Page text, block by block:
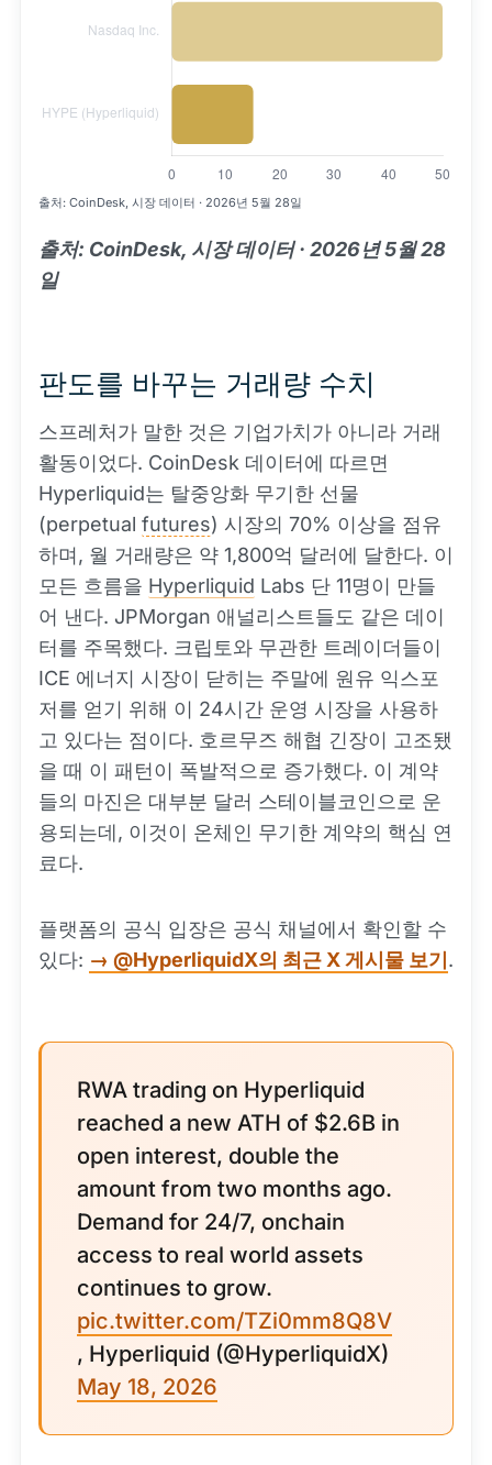
출처: CoinDesk, 시장 데이터 · 2026년 5월 28일
출처: CoinDesk, 시장 데이터 · 2026년 5월 28
일
판도를 바꾸는 거래량 수치
스프레처가 말한 것은 기업가치가 아니라 거래
활동이었다. CoinDesk 데이터에 따르면
Hyperliquid는 탈중앙화 무기한 선물
(perpetual futures) 시장의 70% 이상을 점유
하며, 월 거래량은 약 1,800억 달러에 달한다. 이
모든 흐름을 Hyperliquid Labs 단 11명이 만들
어 낸다. JPMorgan 애널리스트들도 같은 데이
터를 주목했다. 크립토와 무관한 트레이더들이
ICE 에너지 시장이 닫히는 주말에 원유 익스포
저를 얻기 위해 이 24시간 운영 시장을 사용하
고 있다는 점이다. 호르무즈 해협 긴장이 고조됐
을 때 이 패턴이 폭발적으로 증가했다. 이 계약
들의 마진은 대부분 달러 스테이블코인으로 운
용되는데, 이것이 온체인 무기한 계약의 핵심 연
료다.
플랫폼의 공식 입장은 공식 채널에서 확인할 수
있다: → @HyperliquidX의 최근 X 게시물 보기 .
RWA trading on Hyperliquid
reached a new ATH of $2.6B in
open interest, double the
amount from two months ago.
Demand for 24/7, onchain
access to real world assets
continues to grow.
pic.twitter.com/TZi0mm8Q8V
, Hyperliquid (@HyperliquidX)
May 18, 2026